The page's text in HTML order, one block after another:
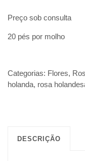
Preço sob consulta
20 pés por molho
Categorias: Flores,
holanda, rosa
DESCRIÇÃO